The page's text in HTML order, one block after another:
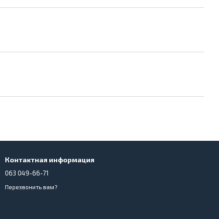
Контактная информация
063 049-66-71
Перезвонить вам?